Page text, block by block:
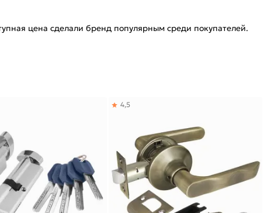
цена сделали бренд популярным среди покупателей.
4,5